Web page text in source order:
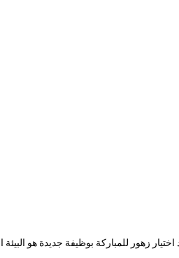
زهور للمباركة بوظيفة جديدة هو